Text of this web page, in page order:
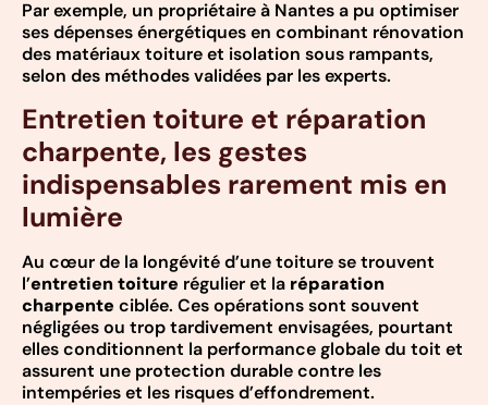
Par exemple, un propriétaire à Nantes a pu optimiser
ses dépenses énergétiques en combinant rénovation
des matériaux toiture et isolation sous rampants,
selon des méthodes validées par les experts.
Entretien toiture et réparation
charpente, les gestes
indispensables rarement mis en
lumière
Au cœur de la longévité d’une toiture se trouvent
l’entretien toiture régulier et la réparation
charpente ciblée. Ces opérations sont souvent
négligées ou trop tardivement envisagées, pourtant
elles conditionnent la performance globale du toit et
assurent une protection durable contre les
intempéries et les risques d’effondrement.